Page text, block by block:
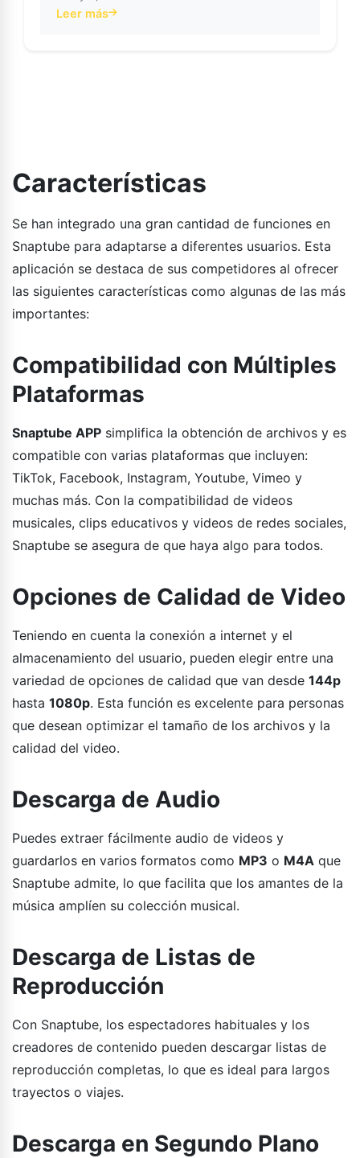
Leer más
about Aplicación SnapTube: Subtítulos con IA
Características
Se han integrado una gran cantidad de funciones en
Snaptube para adaptarse a diferentes usuarios. Esta
aplicación se destaca de sus competidores al ofrecer
las siguientes características como algunas de las más
importantes:
Compatibilidad con Múltiples
Plataformas
Snaptube APP simplifica la obtención de archivos y es
compatible con varias plataformas que incluyen:
TikTok, Facebook, Instagram, Youtube, Vimeo y
muchas más. Con la compatibilidad de videos
musicales, clips educativos y videos de redes sociales,
Snaptube se asegura de que haya algo para todos.
Opciones de Calidad de Video
Teniendo en cuenta la conexión a internet y el
almacenamiento del usuario, pueden elegir entre una
variedad de opciones de calidad que van desde 144p
hasta 1080p. Esta función es excelente para personas
que desean optimizar el tamaño de los archivos y la
calidad del video.
Descarga de Audio
Puedes extraer fácilmente audio de videos y
guardarlos en varios formatos como MP3 o M4A que
Snaptube admite, lo que facilita que los amantes de la
música amplíen su colección musical.
Descarga de Listas de
Reproducción
Con Snaptube, los espectadores habituales y los
creadores de contenido pueden descargar listas de
reproducción completas, lo que es ideal para largos
trayectos o viajes.
Descarga en Segundo Plano